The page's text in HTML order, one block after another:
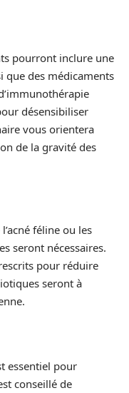
pourront inclure une
des médicaments
désensibiliser
vous orientera
de la gravité des
féline ou les
seront nécessaires.
pour réduire
seront à
essentiel pour
conseillé de